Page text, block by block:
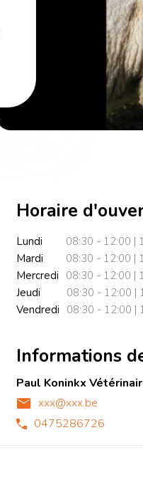
Horaire
Lundi
08:30 - 12:00 |
Mardi
08:30 - 12:00 |
Mercredi 08:30 - 12:00 |
Jeudi
08:30 - 12:00 |
Vendredi 08:30 - 12:00 |
Informations
Paul Koninkx
xxx@xxx.be
0475286726